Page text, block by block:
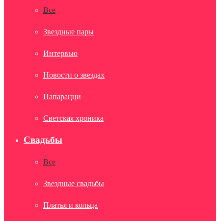
Все
Звездные пары
Интервью
Новости о звездах
Папарацци
Светская хроника
Свадьбы
Все
Звездные свадьбы
Платья и кольца